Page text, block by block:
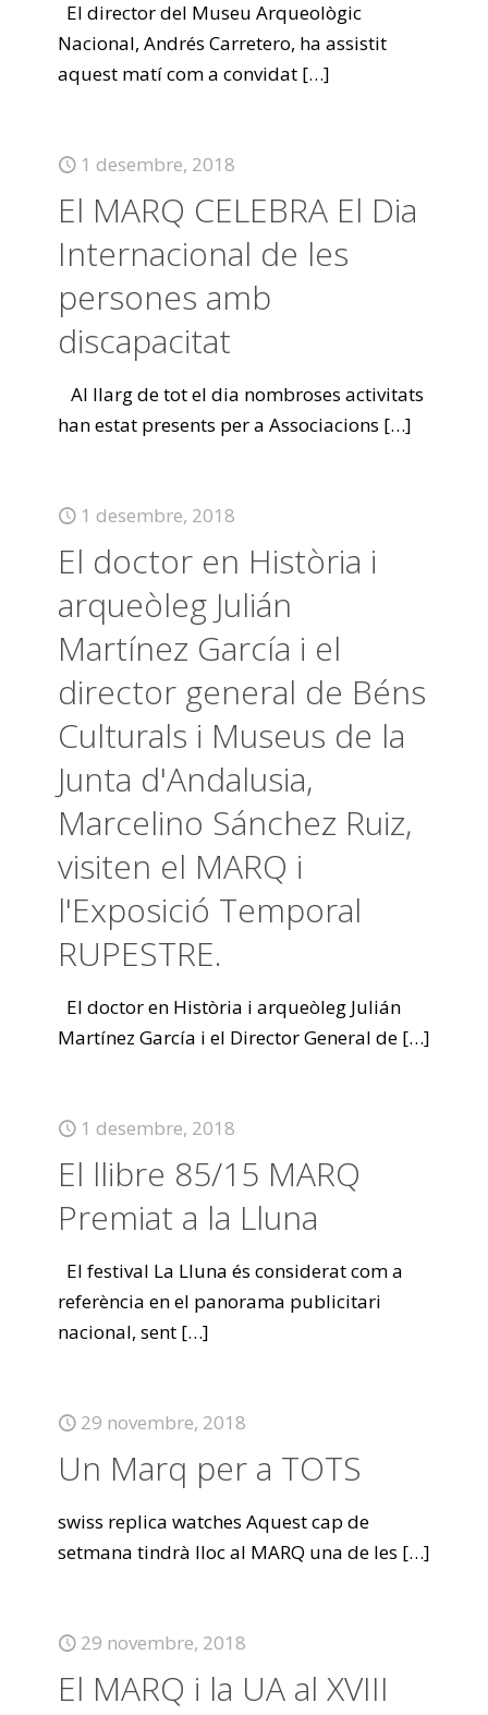
El director del Museu Arqueològic
Nacional, Andrés Carretero, ha assistit
aquest matí com a convidat […]
1 desembre, 2018
El MARQ CELEBRA El Dia
Internacional de les
persones amb
discapacitat
Al llarg de tot el dia nombroses activitats
han estat presents per a Associacions […]
1 desembre, 2018
El doctor en Història i
arqueòleg Julián
Martínez García i el
director general de Béns
Culturals i Museus de la
Junta d'Andalusia,
Marcelino Sánchez Ruiz,
visiten el MARQ i
l'Exposició Temporal
RUPESTRE.
El doctor en Història i arqueòleg Julián
Martínez García i el Director General de […]
1 desembre, 2018
El llibre 85/15 MARQ
Premiat a la Lluna
El festival La Lluna és considerat com a
referència en el panorama publicitari
nacional, sent […]
29 novembre, 2018
Un Marq per a TOTS
swiss replica watches Aquest cap de
setmana tindrà lloc al MARQ una de les […]
29 novembre, 2018
El MARQ i la UA al XVIII